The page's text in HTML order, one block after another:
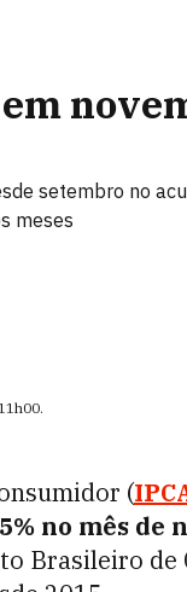
setembro no
meses
.
(
no mês de
Brasileiro de